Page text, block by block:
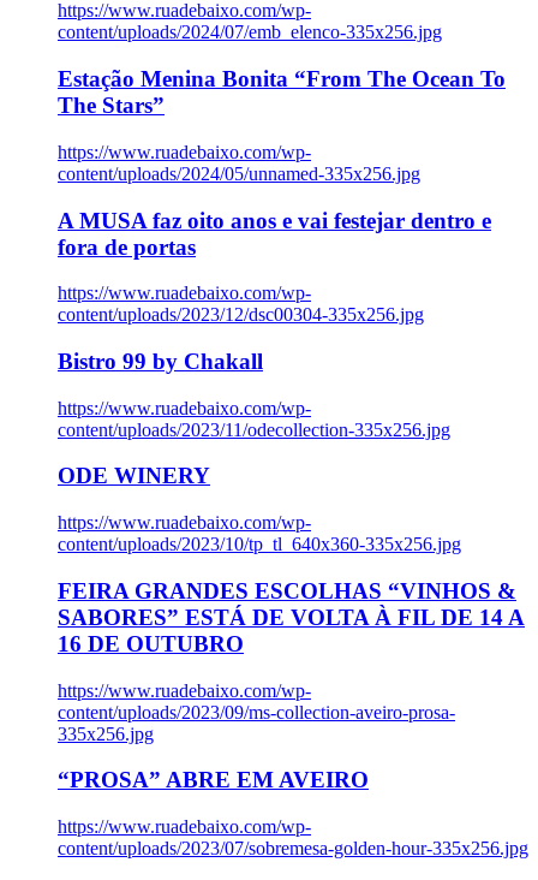
https://www.ruadebaixo.com/wp-
content/uploads/2024/07/emb_elenco-335x256.jpg
Estação Menina Bonita “From The Ocean To
The Stars”
https://www.ruadebaixo.com/wp-
content/uploads/2024/05/unnamed-335x256.jpg
A MUSA faz oito anos e vai festejar dentro e
fora de portas
https://www.ruadebaixo.com/wp-
content/uploads/2023/12/dsc00304-335x256.jpg
Bistro 99 by Chakall
https://www.ruadebaixo.com/wp-
content/uploads/2023/11/odecollection-335x256.jpg
ODE WINERY
https://www.ruadebaixo.com/wp-
content/uploads/2023/10/tp_tl_640x360-335x256.jpg
FEIRA GRANDES ESCOLHAS “VINHOS &
SABORES” ESTÁ DE VOLTA À FIL DE 14 A
16 DE OUTUBRO
https://www.ruadebaixo.com/wp-
content/uploads/2023/09/ms-collection-aveiro-prosa-
335x256.jpg
“PROSA” ABRE EM AVEIRO
https://www.ruadebaixo.com/wp-
content/uploads/2023/07/sobremesa-golden-hour-335x256.jpg